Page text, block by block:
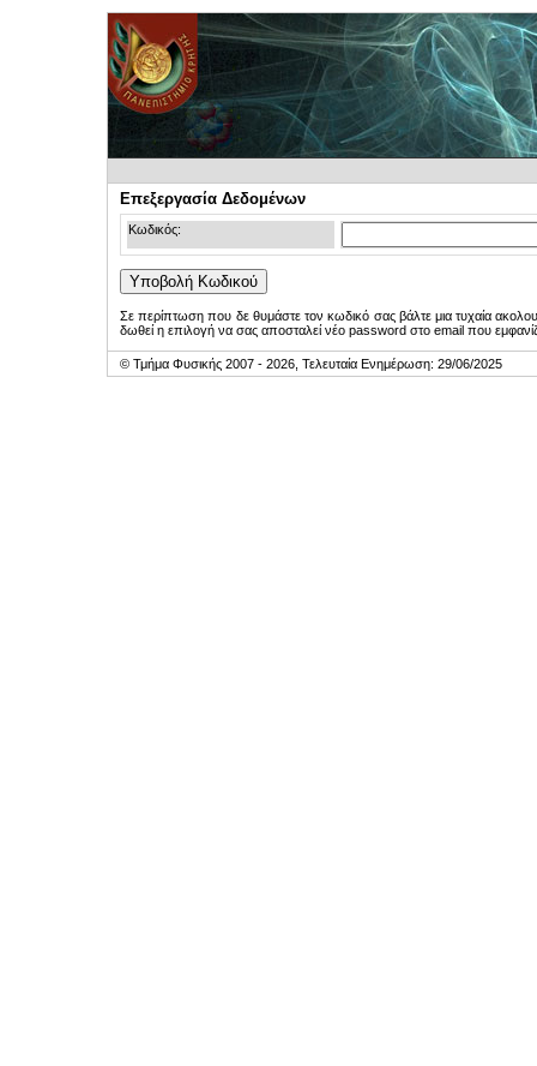
Επεξεργασία Δεδομένων
Κωδικός:
Σε περίπτωση που δε θυμάστε τον κωδικό σας βάλτε μια τυχαία
δωθεί η επιλογή να σας αποσταλεί νέο password στο email που
© Τμήμα Φυσικής 2007 - 2026, Τελευταία Ενημέρωση: 29/06/2025